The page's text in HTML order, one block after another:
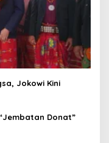
Jokowi Kini
Donat”